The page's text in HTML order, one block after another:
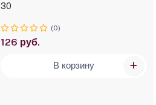
30
(0)
126 руб.
В корзину